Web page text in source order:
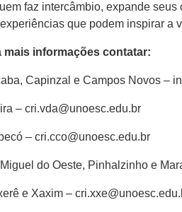
faz intercâmbio, expande seus
que podem inspirar a
mais informações contatar:
Capinzal e Campos Novos –
– cri.vda@unoesc.edu.br
– cri.cco@unoesc.edu.br
do Oeste, Pinhalzinho e
e Xaxim –